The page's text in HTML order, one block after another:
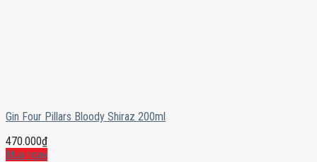
Gin Four Pillars Bloody Shiraz 200ml
470.000₫
Mua ngay